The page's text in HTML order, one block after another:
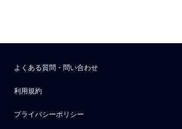
よくある質問・問い合わせ
利用規約
プライバシーポリシー